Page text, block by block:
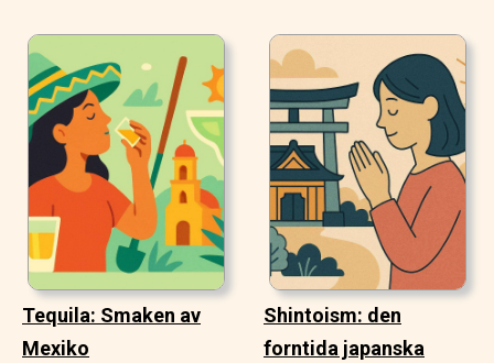
Tequila: Smaken av
Mexiko
Shintoism: den
forntida japanska